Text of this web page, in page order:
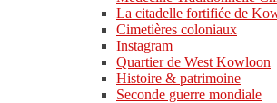
La citadelle fortifiée de
Cimetières coloniaux
Instagram
Quartier de West Kowloon
Histoire & patrimoine
Seconde guerre mondiale